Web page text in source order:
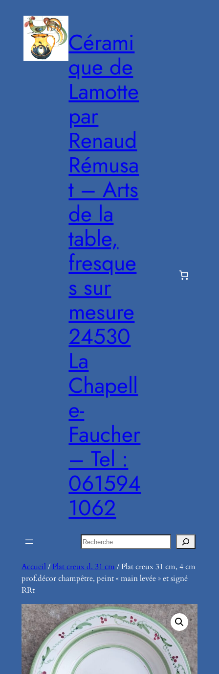
contenu
Cérami
que de
Lamotte
par
Renaud
Rémusa
t – Arts
de la
table,
fresque
s sur
mesure
24530
La
Chapell
e-
Faucher
– Tel :
061594
1062
Rechercher
Accueil/ Plat creux d. 31 cm / Plat creux 31 cm, 4 cm
prof.décor champêtre, peint « main levée » et signé
RRt